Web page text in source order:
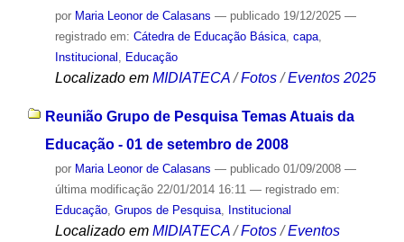
por Maria Leonor de Calasans — publicado19/12/2025 —
registrado em: Cátedra de Educação Básica, capa,
Institucional
Educação
Localizado em MIDIATECA /Fotos /Eventos 2025
Reunião Grupo de Pesquisa Temas Atuais da
Educação - 01 de setembro de 2008
por Maria Leonor de Calasans — publicado01/09/2008 —
última modificação22/01/2014 16:11 — registrado em:
Educação, Grupos de Pesquisa, Institucional
Localizado em MIDIATECA /Fotos /Eventos